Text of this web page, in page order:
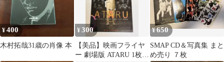
¥400
木村拓哉31歳の肖像 本
¥300
【美品】映画フライヤ
ー 劇場版 ATARU 1枚
¥650
SMAP CD＆写真集 まと
め売り ７枚